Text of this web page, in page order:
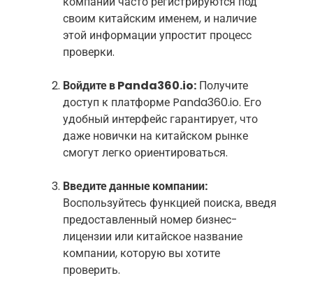
своим китайским именем, и наличие
этой информации упростит процесс
проверки.
Войдите в Panda360.io: Получите
доступ к платформе Panda360.io. Его
удобный интерфейс гарантирует, что
даже новички на китайском рынке
смогут легко ориентироваться.
Введите данные компании:
Воспользуйтесь функцией поиска, введя
предоставленный номер бизнес-
лицензии или китайское название
компании, которую вы хотите
проверить.